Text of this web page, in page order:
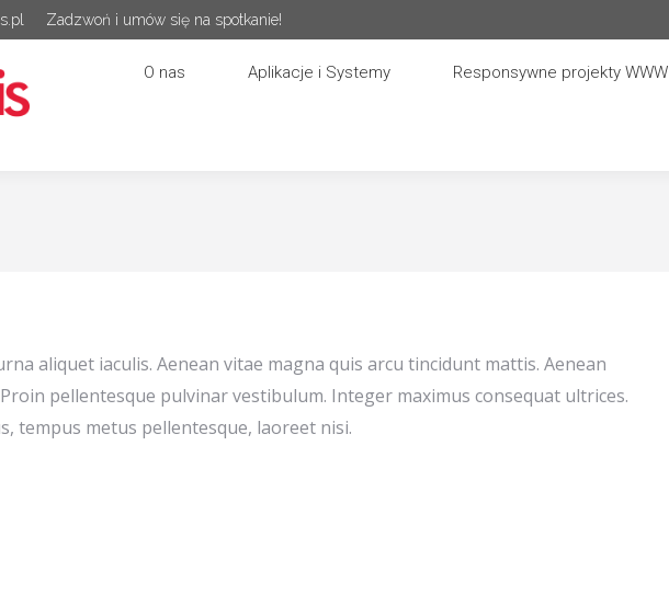
Zadzwoń i umów się na spotkanie!
O nas Aplikacje i Systemy Responsywne projekty WWW
aliquet iaculis. Aenean vitae magna quis arcu tincidunt mattis. Aenean
pellentesque pulvinar vestibulum. Integer maximus consequat ultrices.
tempus metus pellentesque, laoreet nisi.